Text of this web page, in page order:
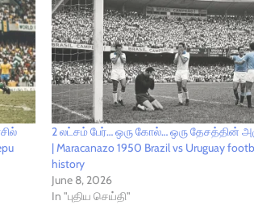
2 லட்சம் பேர்… ஒரு கோல்… ஒரு தேசத்தின்
| Maracanazo 1950 Brazil vs Uruguay
history
June 8, 2026
In "புதிய செய்தி"